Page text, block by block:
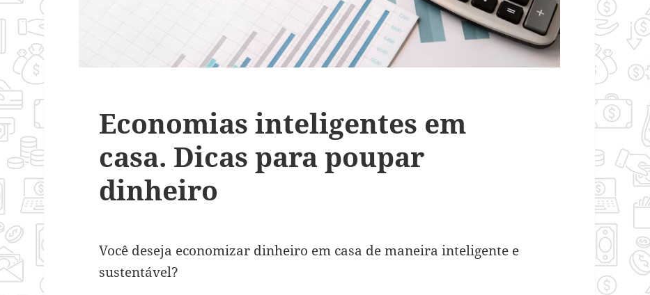
Economias inteligentes em
casa. Dicas para poupar
dinheiro
Você deseja economizar dinheiro em casa de maneira inteligente e
sustentável?